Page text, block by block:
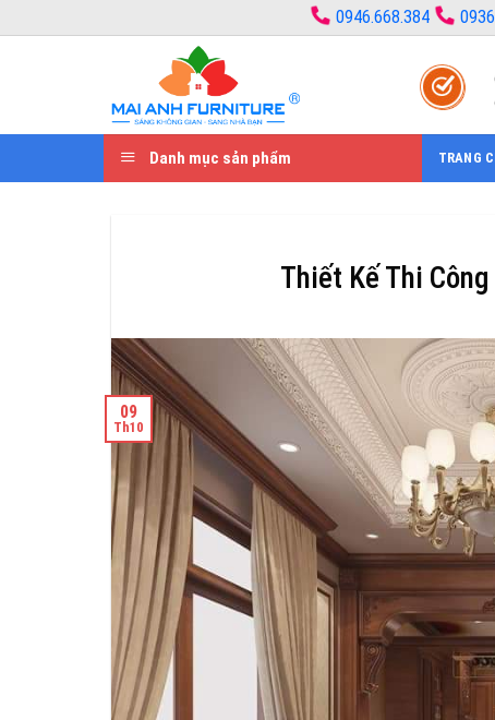
qua
0946.668.384
Danh mục sản phẩm TRANG
Thiết Kế Thi
09
Th10